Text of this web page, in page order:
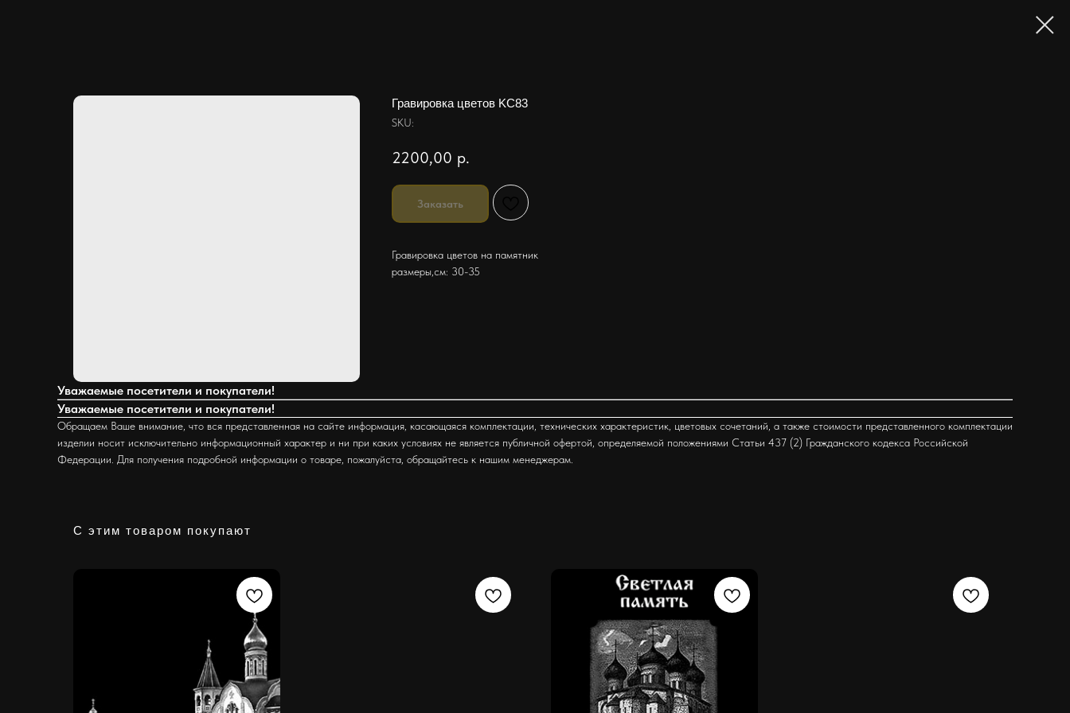
Гравировка цветов KC83
SKU:
2200,00 р.
Заказать
Гравировка цветов на памятник
размеры,см: 30-35
Уважаемые посетители и покупатели!
Уважаемые посетители и покупатели!
Обращаем Ваше внимание, что вся представленная на сайте информация, касающаяся комплектации, технических характеристик, цветовых сочетаний, а также стоимости представленного комплектации
изделии носит исключительно информационный характер и ни при каких условиях не является публичной офертой, определяемой положениями Статьи 437 (2) Гражданского кодекса Российской
Федерации. Для получения подробной информации о товаре, пожалуйста, обращайтесь к нашим менеджерам.
С этим товаром покупают